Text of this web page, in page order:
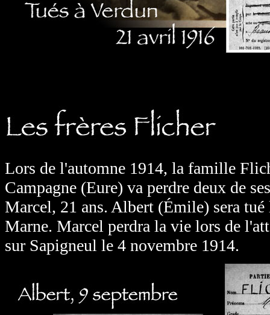
Lors de l'automne 1914, la famille
Campagne (Eure) va perdre deux de
Marcel, 21 ans. Albert (Émile) sera
Marne. Marcel perdra la vie lors de
sur Sapigneul le 4 novembre 1914.